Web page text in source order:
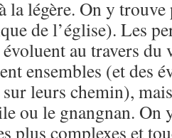
la légère. On y
de l’église). Les
au travers du
ensembles (et des
leurs chemin),
ou le gnangnan. On
plus complexes et